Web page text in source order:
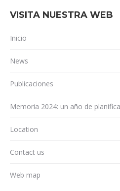
VISITA NUESTRA WEB
Inicio
News
Publicaciones
Memoria 2024: un año de
Location
Contact us
Web map